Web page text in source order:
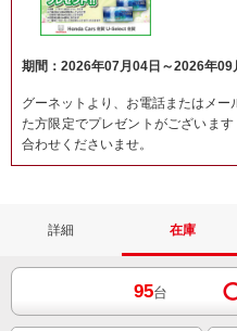
期間：2026年07月04日～2026年09
グーネットより、お電話またはメ
た方限定でプレゼントがございま
合わせくださいませ。
詳細 在庫
95台